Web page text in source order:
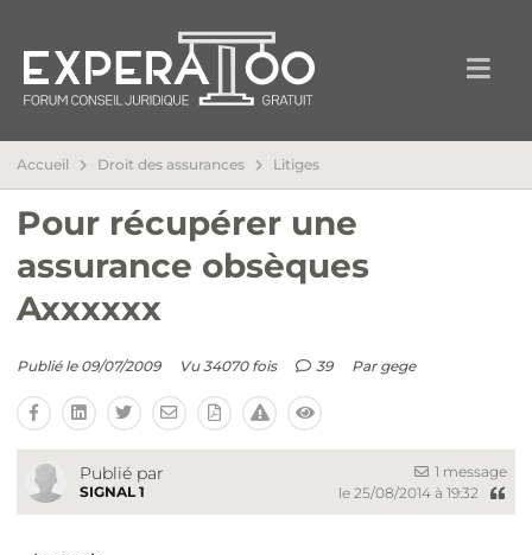
Accueil Droit des assurances Litiges
Pour récupérer une
assurance obsèques
Axxxxxx
Publié le 09/07/2009 Vu 34070 fois 39 Par gege
Publié par
SIGNAL 1
1 message
le 25/08/2014 à 19:32